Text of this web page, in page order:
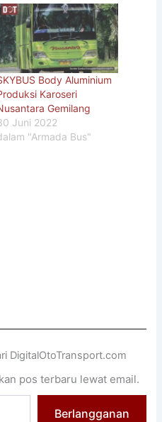
Body Aluminium
Karoseri
Gemilang
Juni 2022
"Armada Bus"
DigitalOtoTransport.com
pos terbaru lewat email.
Berlangganan